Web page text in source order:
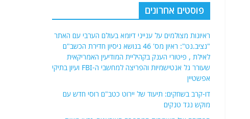
מלחמות האגו בצמרת הביטחונית נמשכות במלוא עוזם:
כשקרבות היח"צ של ראשי המערכת מחליפים את
האחראיות הלאומית